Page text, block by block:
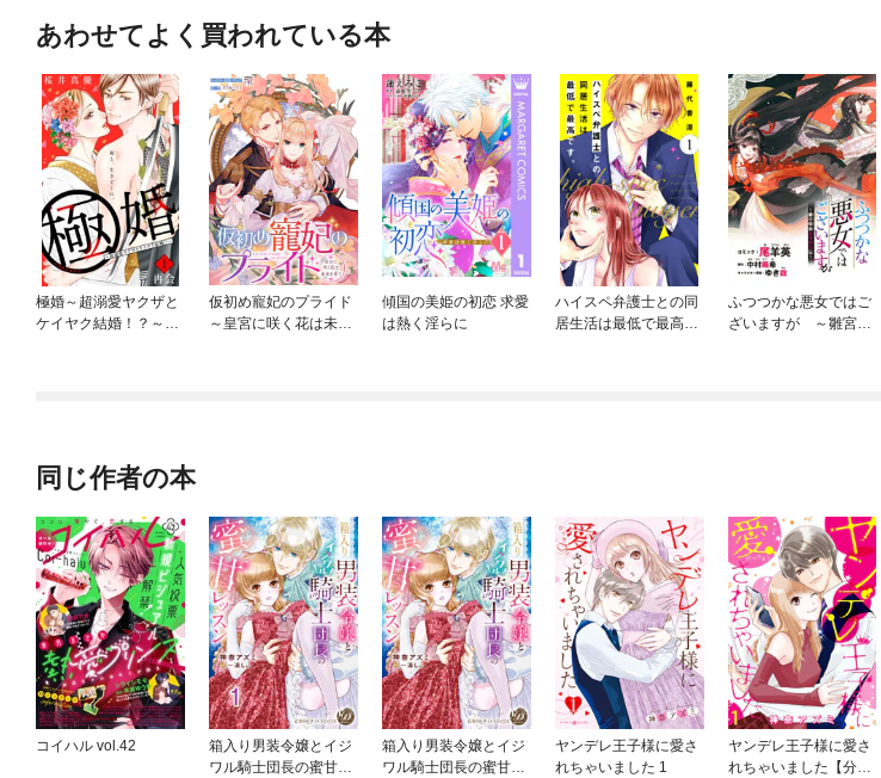
あわせてよく買われている本
極婚～超溺愛ヤクザと
ケイヤク結婚！？～
仮初め寵妃のプライド
～皇宮に咲く花は未来
傾国の美姫の初恋 求愛
は熱く淫らに
ハイスペ弁護士との同
居生活は最低で最高で
ふつつかな悪女ではご
ざいますが ～雛宮蝶
同じ作者の本
コイハル vol.42
箱入り男装令嬢とイジ
ワル騎士団長の蜜甘レ
箱入り男装令嬢とイジ
ワル騎士団長の蜜甘レ
ヤンデレ王子様に愛さ
れちゃいました 1
ヤンデレ王子様に愛さ
れちゃいました【分冊